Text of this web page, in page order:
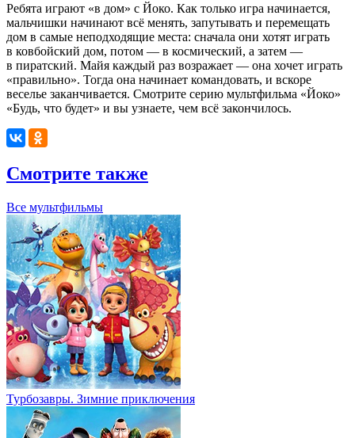
Ребята играют «в дом» с Йоко. Как только игра начинается,
мальчишки начинают всё менять, запутывать и перемещать
дом в самые неподходящие места: сначала они хотят играть
в ковбойский дом, потом — в космический, а затем —
в пиратский. Майя каждый раз возражает — она хочет играть
«правильно». Тогда она начинает командовать, и вскоре
веселье заканчивается. Смотрите серию мультфильма «Йоко»
«Будь, что будет» и вы узнаете, чем всё закончилось.
Смотрите также
Все мультфильмы
Турбозавры. Зимние приключения